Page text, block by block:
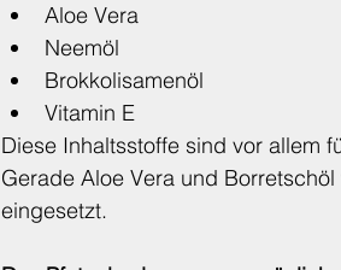
Aloe Vera
Neemöl
Brokkolisamenöl
Vitamin E
Diese Inhaltsstoffe sind vor allem
Gerade Aloe Vera und
eingesetzt.